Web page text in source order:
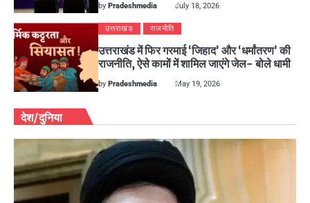
byPradeshmedia July 18, 2026
उत्तराखंड राजनीति
उत्तराखंड में फिर गरमाई ‘जिहाद’ और ‘धर्मांतरण’ की
राजनीति, ऐसे कामों में शामिल जाएंगे जेल- बोले धामी
byPradeshmedia May 19, 2026
देश/दुनिया